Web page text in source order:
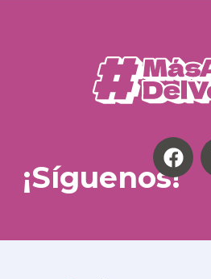
¡Síguenos!